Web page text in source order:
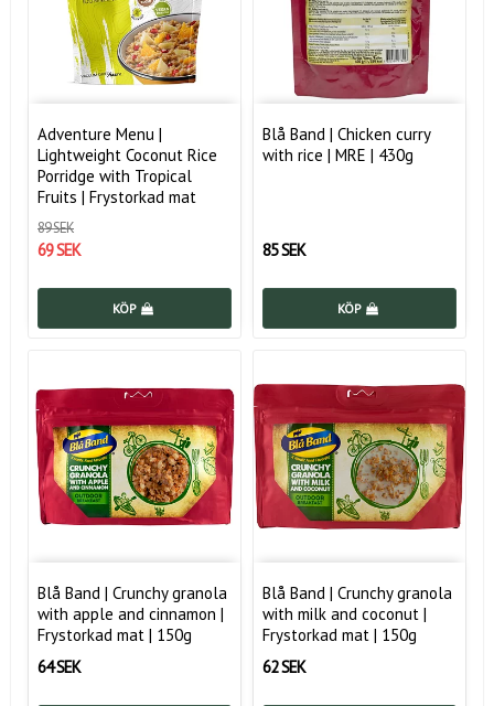
Adventure Menu |
Lightweight Coconut Rice
Porridge with Tropical
Fruits | Frystorkad mat
89 SEK
69 SEK
KÖP
Blå Band | Chicken curry
with rice | MRE | 430g
85 SEK
KÖP
Blå Band | Crunchy granola
with apple and cinnamon |
Frystorkad mat | 150g
64 SEK
Blå Band | Crunchy granola
with milk and coconut |
Frystorkad mat | 150g
62 SEK